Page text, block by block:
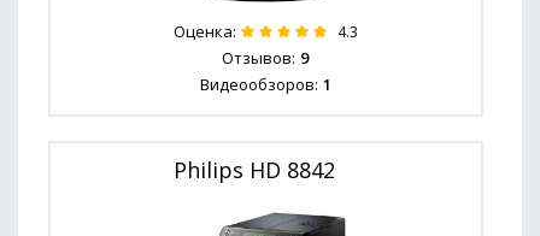
Оценка: 4.3
Отзывов: 9
Видеообзоров: 1
Philips HD 8842